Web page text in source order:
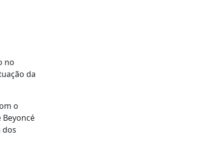
no
da
o
dos